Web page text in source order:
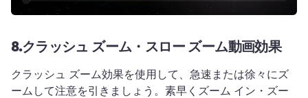
8.クラッシュ ズーム・スロー ズーム動画効果
クラッシュ ズーム効果を使用して、急速または徐々にズ
ームして注意を引きましょう。 素早くズーム イン・ズー